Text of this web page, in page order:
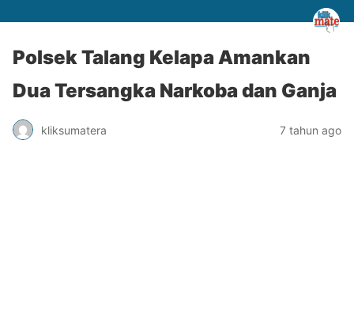
Polsek Talang Kelapa Amankan
Dua Tersangka Narkoba dan Ganja
kliksumatera 7 tahun ago